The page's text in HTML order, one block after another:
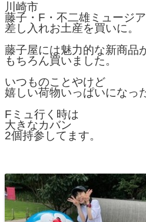
川崎市
藤子・F・不二雄ミュージ
差し入れお土産を買いに。
藤子屋には魅力的な新商品
もちろん買いました。
いつものことやけど
嬉しい荷物いっぱいになっ
Fミュ行く時は
大きなカバン
2個持参してます。